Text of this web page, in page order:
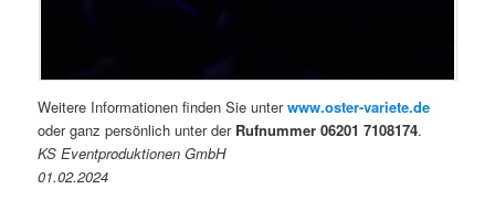
Weitere Informationen finden Sie unterwww.oster-variete.de
oder ganz persönlich unter der Rufnummer 06201 7108174.
KS Eventproduktionen GmbH
01.02.2024